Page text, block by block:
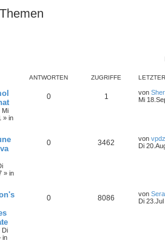
ANTWORTEN ZUGRIFFE
Mi
» in
0 1 von
Mi
» in
0 3462 von
Di
Di
in
0 8086 von
Di